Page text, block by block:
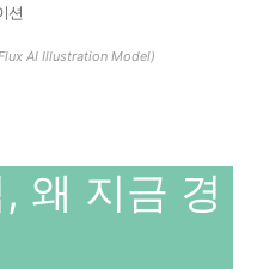
션
AI Illustration Model)
왜 지금 경